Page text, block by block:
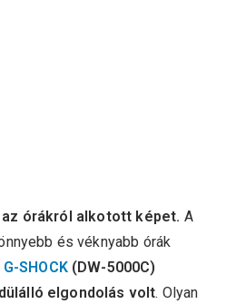
órákról alkotott képet. A
és véknyabb órák
G-SHOCK(DW-5000C)
elgondolás volt. Olyan